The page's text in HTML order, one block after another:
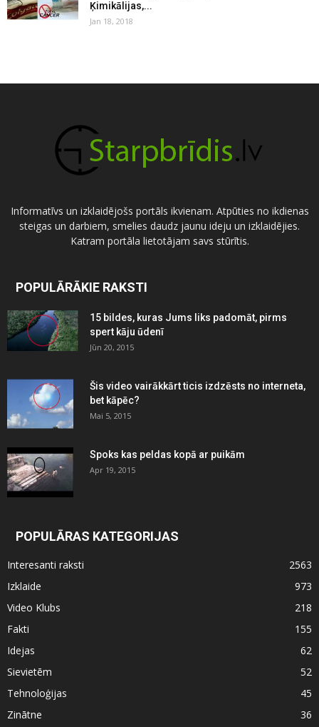
Ķimikālijas,...
Jan 18, 2018
Informatīvs un izklaidējošs portāls ikvienam. Atpūties no ikdienas
steigas un darbiem, smelies daudz jaunu ideju un izklaidējies.
Katram portāla lietotājam savs stūrītis.
POPULĀRĀKIE RAKSTI
15 bildes, kuras Jums liks padomāt, pirms
spert kāju ūdenī
Jūn 20, 2015
Šis video vairākkārt ticis izdzēsts no interneta,
bet kāpēc?
Mai 5, 2015
Spoks kas peldas kopā ar puikām
Apr 19, 2015
POPULĀRAS KATEGORIJAS
Interesanti raksti
2563
Izklaide
973
Video Klubs
218
Fakti
155
Idejas
62
Sievietēm
52
Tehnoloģijas
45
Zinātne
36